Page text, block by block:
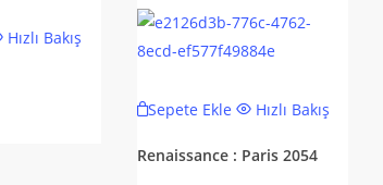
Hızlı Bakış
Sepete Ekle Hızlı Bakış
Renaissance : Paris 2054